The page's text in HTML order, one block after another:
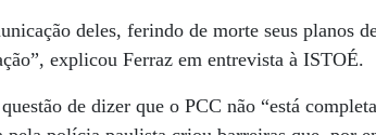
deles, ferindo de morte seus planos
explicou Ferraz em entrevista à ISTOÉ.
de dizer que o PCC não “está